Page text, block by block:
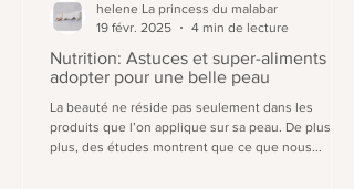
Nutrition: Astuces et super-aliments à
adopter pour une belle peau
La beauté ne réside pas seulement dans les
produits que l’on applique sur sa peau. De plus en
plus, des études montrent que ce que nous...
helene La princess du malabar
19 févr. 2025
4 min de lecture